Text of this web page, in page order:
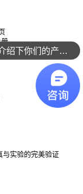
册
与实验的完美验证